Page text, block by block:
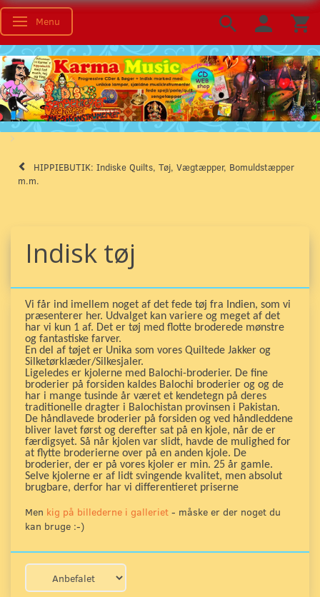
Skifte navigation
Menu
HIPPIEBUTIK: Indiske Quilts, Tøj, Vægtæpper, Bomuldstæpper
m.m.
Indisk tøj
Vi får ind imellem noget af det fede tøj fra Indien, som vi
præsenterer her. Udvalget kan variere og meget af det
har vi kun 1 af. Det er tøj med flotte broderede mønstre
og fantastiske farver.
En del af tøjet er Unika som vores Quiltede Jakker og
Silketørklæder/Silkesjaler.
Ligeledes er kjolerne med Balochi-broderier. De fine
broderier på forsiden kaldes Balochi broderier og og de
har i mange tusinde år været et kendetegn på deres
traditionelle dragter i Balochistan provinsen i Pakistan.
De håndlavede broderier på forsiden og ved håndleddene
bliver lavet først og derefter sat på en kjole, når de er
færdigsyet. Så når kjolen var slidt, havde de mulighed for
at flytte broderierne over på en anden kjole. De
broderier, der er på vores kjoler er min. 25 år gamle.
Selve kjolerne er af lidt svingende kvalitet, men absolut
brugbare, derfor har vi differentieret priserne
Men kig på billederne i galleriet - måske er der noget du
kan bruge :-)